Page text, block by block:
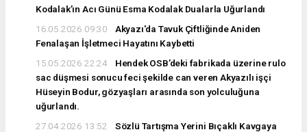
Kodalak’ın Acı Günü Esma Kodalak Dualarla Uğurlandı
16.05.2026 09:30
Akyazı'da Tavuk Çiftliğinde Aniden
Fenalaşan İşletmeci Hayatını Kaybetti
15.05.2026 22:24
Hendek OSB’deki fabrikada üzerine rulo
sac düşmesi sonucu feci şekilde can veren Akyazılı işçi
Hüseyin Bodur, gözyaşları arasında son yolculuğuna
uğurlandı.
27.04.2026 13:52
Sözlü Tartışma Yerini Bıçaklı Kavgaya